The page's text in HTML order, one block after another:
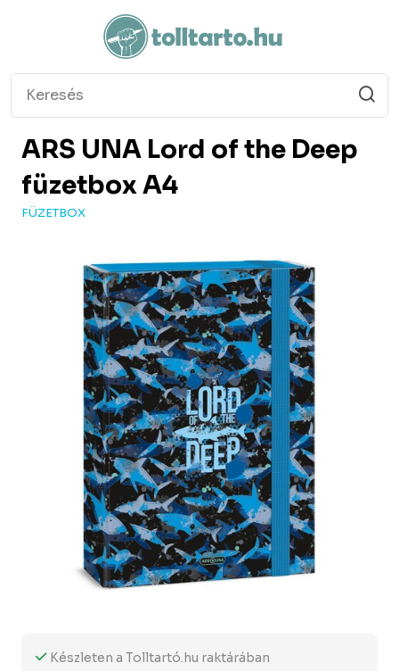
ARS UNA Lord of the Deep
füzetbox A4
FÜZETBOX
Készleten a Tolltartó.hu raktárában